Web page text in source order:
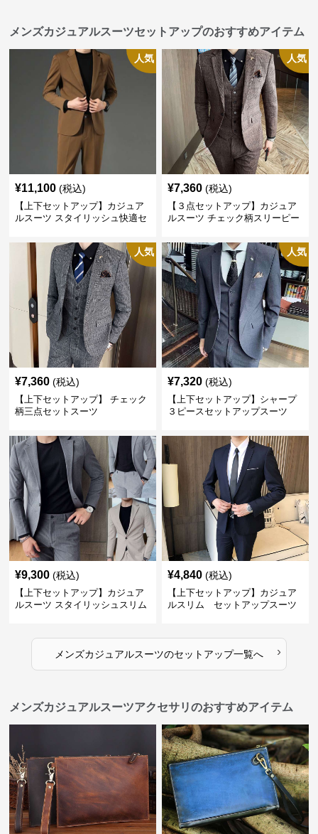
メンズカジュアルスーツセットアップのおすすめアイテム
人気
¥11,100 (税込)
【上下セットアップ】カジュア
ルスーツ スタイリッシュ快適セ
人気
¥7,360 (税込)
【３点セットアップ】カジュア
ルスーツ チェック柄スリーピー
人気
¥7,360 (税込)
【上下セットアップ】 チェック
柄三点セットスーツ
人気
¥7,320 (税込)
【上下セットアップ】シャープ
３ピースセットアップスーツ
¥9,300 (税込)
【上下セットアップ】カジュア
ルスーツ スタイリッシュスリム
¥4,840 (税込)
【上下セットアップ】カジュア
ルスリム セットアップスーツ
メンズカジュアルスーツのセットアップ一覧へ ›
メンズカジュアルスーツアクセサリのおすすめアイテム